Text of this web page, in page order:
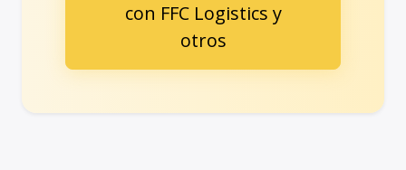
con FFC Logistics y
otros